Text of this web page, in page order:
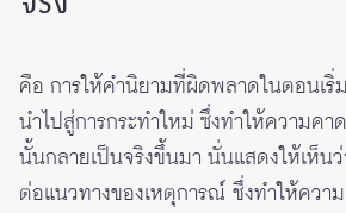
คือ การให้คำนิยามที่ผิดพลาดในตอนเ
นำไปสู่การกระทำใหม่ ซึ่งทำให้ความค
นั้นกลายเป็นจริงขึ้นมา นั่นแสดงให้เห็น
ต่อแนวทางของเหตุการณ์ ชึ่งทำให้คว